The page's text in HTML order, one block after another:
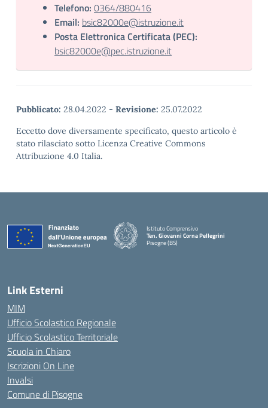
Telefono: 0364/880416
Email: bsic82000e@istruzione.it
Posta Elettronica Certificata (PEC):
bsic82000e@pec.istruzione.it
Pubblicato: 28.04.2022 - Revisione: 25.07.2022
Eccetto dove diversamente specificato, questo articolo è
stato rilasciato sotto Licenza Creative Commons
Attribuzione 4.0 Italia.
Istituto Comprensivo
Ten. Giovanni Corna Pellegrini
Pisogne (BS)
— Visita la pagina iniziale della scuola
Link Esterni
MIM
Ufficio Scolastico Regionale
Ufficio Scolastico Territoriale
Scuola in Chiaro
Iscrizioni On Line
Invalsi
Comune di Pisogne